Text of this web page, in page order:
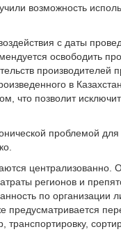
возможность
с даты
освободить
производителей
в
что позволит
проблемой для
централизованно.
регионов и
по организации
предусматривается